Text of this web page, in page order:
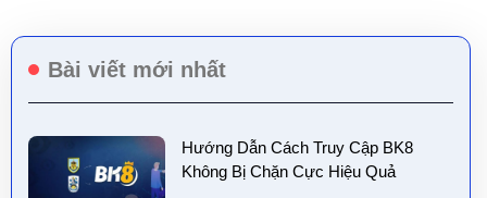
Bài viết mới nhất
Hướng Dẫn Cách Truy Cập BK8
Không Bị Chặn Cực Hiệu Quả